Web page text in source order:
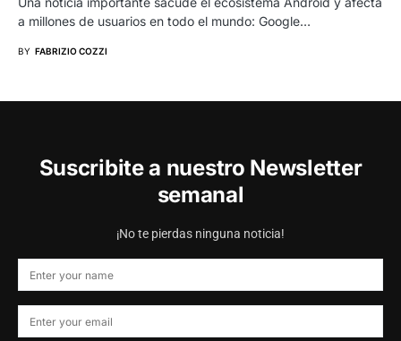
a millones de usuarios en todo el mundo: Google…
BY FABRIZIO COZZI
Suscribite a nuestro Newsletter
semanal
¡No te pierdas ninguna noticia!